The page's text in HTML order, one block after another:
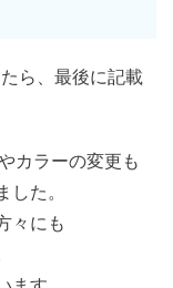
ら、最後に記載
カラーの変更も
た。
々にも